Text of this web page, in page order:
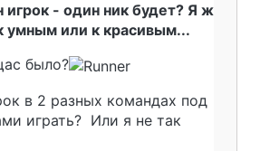
игрок - один ник будет? Я ж
умным или к красивым...
было?
в 2 разных командах под
играть? Или я не так